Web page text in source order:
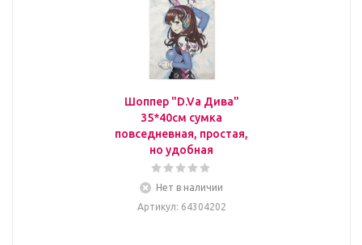
Шоппер "D.Va Дива"
35*40см сумка
повседневная, простая,
но удобная
Нет в наличии
Артикул: 64304202